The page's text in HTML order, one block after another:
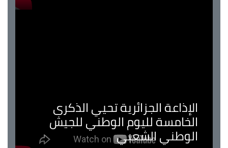
الإذاعة الجزائرية تحيي الذكرى
الخامسة لليوم الوطني للجيش
الوطني الشعبي